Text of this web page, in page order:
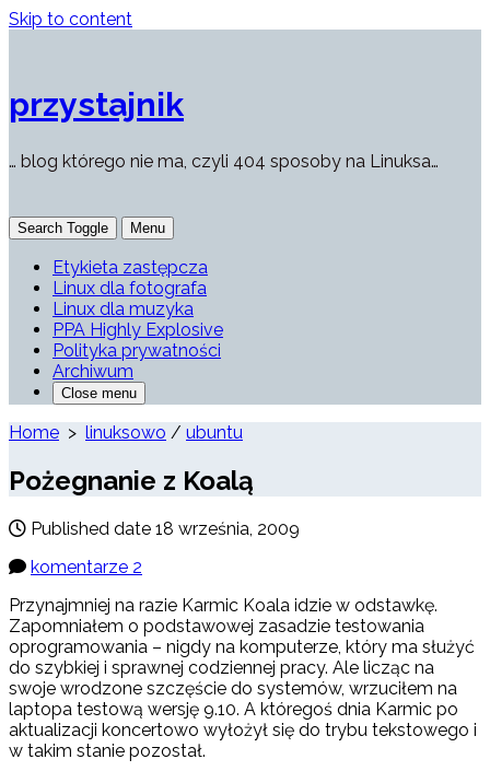
Skip to content
przystajnik
… blog którego nie ma, czyli 404 sposoby na Linuksa…
Search Toggle Menu
Etykieta zastępcza
Linux dla fotografa
Linux dla muzyka
PPA Highly Explosive
Polityka prywatności
Archiwum
Close menu
Home > linuksowo / ubuntu
Pożegnanie z Koalą
Published date 18 września, 2009
komentarze 2
Przynajmniej na razie Karmic Koala idzie w odstawkę.
Zapomniałem o podstawowej zasadzie testowania
oprogramowania – nigdy na komputerze, który ma służyć
do szybkiej i sprawnej codziennej pracy. Ale licząc na
swoje wrodzone szczęście do systemów, wrzuciłem na
laptopa testową wersję 9.10. A któregoś dnia Karmic po
aktualizacji koncertowo wyłożył się do trybu tekstowego i
w takim stanie pozostał.